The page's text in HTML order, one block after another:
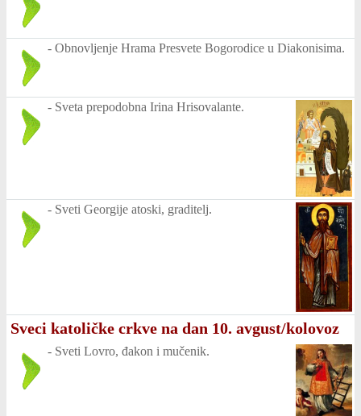
- Obnovljenje Hrama Presvete Bogorodice u Diakonisima.
- Sveta prepodobna Irina Hrisovalante.
- Sveti Georgije atoski, graditelj.
Sveci katoličke crkve na dan 10. avgust/kolovoz
- Sveti Lovro, đakon i mučenik.